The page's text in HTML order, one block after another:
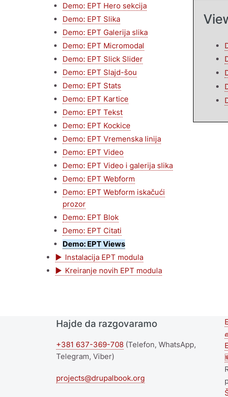
Demo: EPT Hero sekcija
Demo: EPT Slika
Demo: EPT Galerija slika
Demo: EPT Micromodal
Demo: EPT Slick Slider
Demo: EPT Slajd-šou
Demo: EPT Stats
Demo: EPT Kartice
Demo: EPT Tekst
Demo: EPT Kockice
Demo: EPT Vremenska linija
Demo: EPT Video
Demo: EPT Video i galerija slika
Demo: EPT Webform
Demo: EPT Webform iskačući
prozor
Demo: EPT Blok
Demo: EPT Citati
Demo: EPT Views
Instalacija EPT modula
Kreiranje novih EPT modula
Hajde da razgovaramo
+381 637-369-708 (Telefon, WhatsApp,
Telegram, Viber)
projects@drupalbook.org